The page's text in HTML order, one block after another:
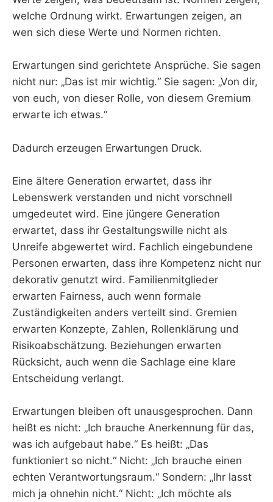
welche Ordnung wirkt. Erwartungen zeigen, an
wen sich diese Werte und Normen richten.
Erwartungen sind gerichtete Ansprüche. Sie sagen
nicht nur: „Das ist mir wichtig.“ Sie sagen: „Von dir,
von euch, von dieser Rolle, von diesem Gremium
erwarte ich etwas.“
Dadurch erzeugen Erwartungen Druck.
Eine ältere Generation erwartet, dass ihr
Lebenswerk verstanden und nicht vorschnell
umgedeutet wird. Eine jüngere Generation
erwartet, dass ihr Gestaltungswille nicht als
Unreife abgewertet wird. Fachlich eingebundene
Personen erwarten, dass ihre Kompetenz nicht nur
dekorativ genutzt wird. Familienmitglieder
erwarten Fairness, auch wenn formale
Zuständigkeiten anders verteilt sind. Gremien
erwarten Konzepte, Zahlen, Rollenklärung und
Risikoabschätzung. Beziehungen erwarten
Rücksicht, auch wenn die Sachlage eine klare
Entscheidung verlangt.
Erwartungen bleiben oft unausgesprochen. Dann
heißt es nicht: „Ich brauche Anerkennung für das,
was ich aufgebaut habe.“ Es heißt: „Das
funktioniert so nicht.“ Nicht: „Ich brauche einen
echten Verantwortungsraum.“ Sondern: „Ihr lasst
mich ja ohnehin nicht.“ Nicht: „Ich möchte als